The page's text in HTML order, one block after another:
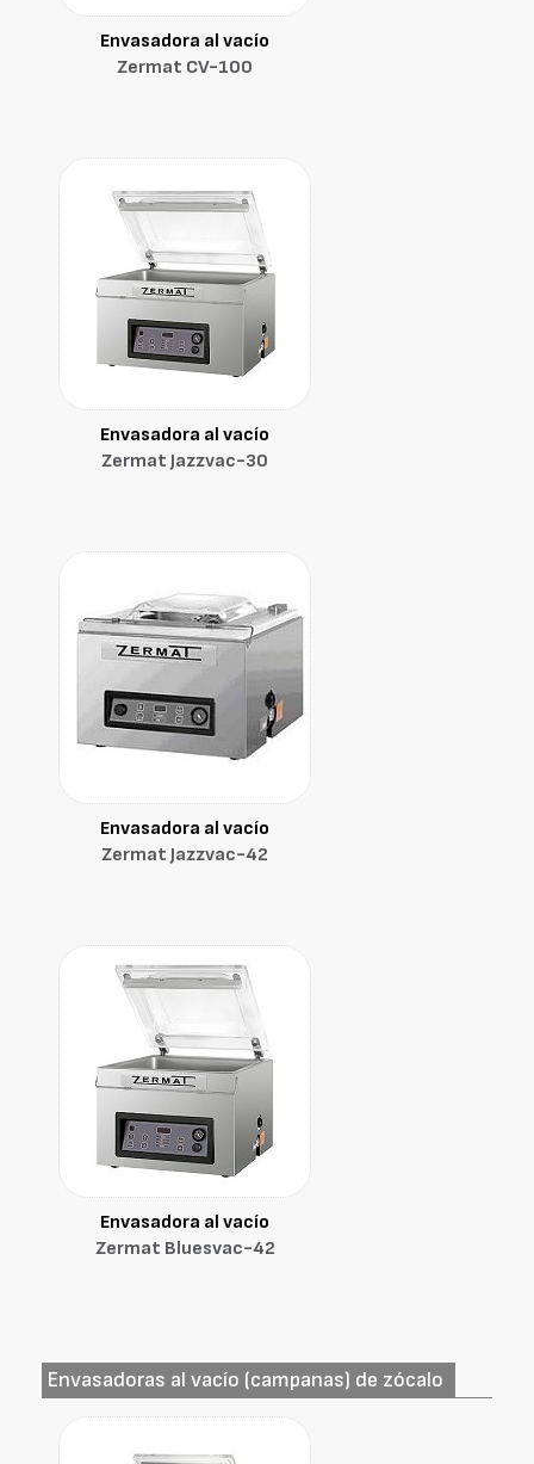
Envasadora al vacío
Zermat CV-100
Envasadora al vacío
Zermat Jazzvac-30
Envasadora al vacío
Zermat Jazzvac-42
Envasadora al vacío
Zermat Bluesvac-42
Envasadoras al vacío (campanas) de zócalo